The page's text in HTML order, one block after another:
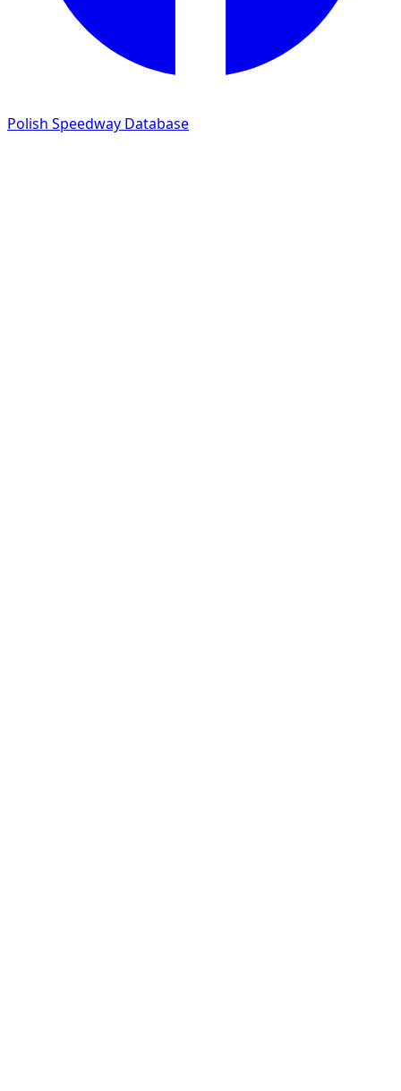
Polish Speedway Database